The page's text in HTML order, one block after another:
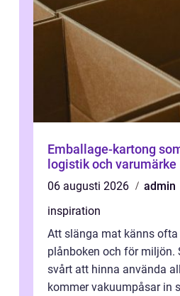
Emballage-kartong
logistik och varumärke
06 augusti 2026
admin
inspiration
Att slänga mat känns
plånboken och för miljön.
svårt att hinna använda
kommer vakuumpåsar in